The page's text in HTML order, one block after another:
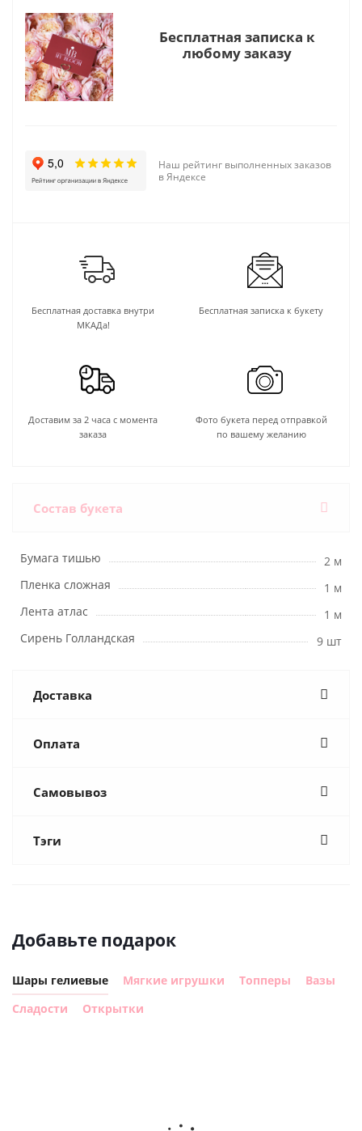
Бесплатная записка к
любому заказу
Наш рейтинг выполненных заказов
в Яндексе
Бесплатная доставка внутри
МКАДа!
Бесплатная записка к букету
Доставим за 2 часа с момента
заказа
Фото букета перед отправкой
по вашему желанию
Состав букета
Бумага тишью
2 м
Пленка сложная
1 м
Лента атлас
1 м
Сирень Голландская
9 шт
Доставка
Оплата
Самовывоз
Тэги
Добавьте подарок
Шары гелиевые Мягкие игрушки Топперы
Вазы
Сладости
Открытки